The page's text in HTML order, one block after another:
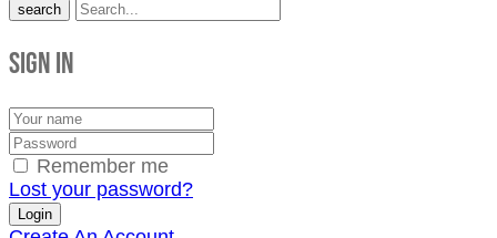
search
Sign in
Remember me
Lost your password?